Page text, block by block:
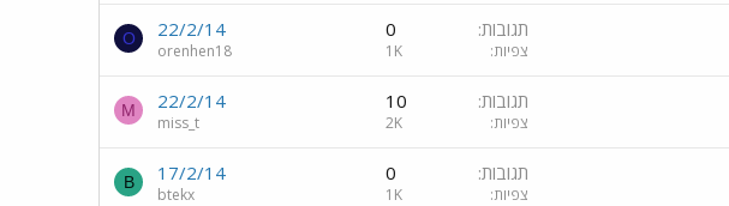
תגובות 0
צפיות 1K
22/2/14
orenhen18
O
תגובות 10
צפיות 2K
22/2/14
miss_t
M
תגובות 0
צפיות 1K
17/2/14
btekx
B